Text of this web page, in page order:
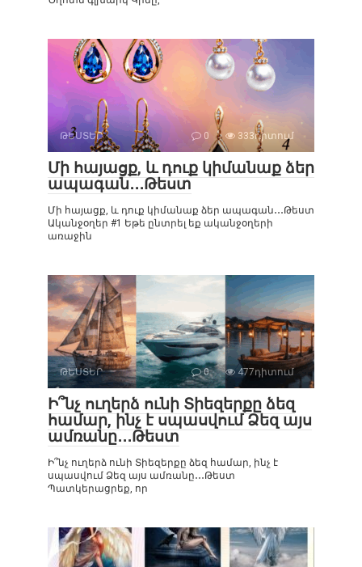
ԹԵՍՏԵՐ 0 333դիտում
Մի հայացք, և դուք կիմանաք ձեր
ապագան․․․Թեստ
Մի հայացք, և դուք կիմանաք ձեր ապագան․․․Թեստ
Ականջօղեր #1 Եթե ընտրել եք ականջօղերի
առաջին
ԹԵՍՏԵՐ 0 477դիտում
Ի՞նչ ուղերձ ունի Տիեզերքը ձեզ
համար, ինչ է սպասվում Ձեզ այս
ամռանը․․․Թեստ
Ի՞նչ ուղերձ ունի Տիեզերքը ձեզ համար, ինչ է
սպասվում Ձեզ այս ամռանը․․․Թեստ
Պատկերացրեք, որ